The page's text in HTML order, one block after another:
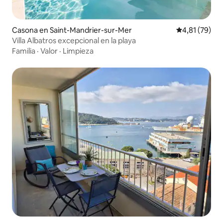
Casona en Saint-Mandrier-sur-Mer Calificación
4,81 (79)
Villa Albatros excepcional en la playa
Familia · Valor · Limpieza